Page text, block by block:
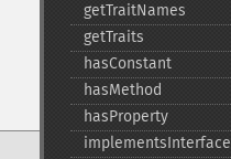
getTraitNames
getTraits
hasConstant
hasMethod
hasProperty
implementsInterface